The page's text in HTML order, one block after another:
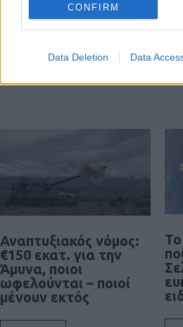
CONFIRM
Data Deletion Data
Αναπτυξιακός νόμος:
€150 εκατ. για την
Άμυνα, ποιοι
ωφελούνται – ποιοί
μένουν εκτός